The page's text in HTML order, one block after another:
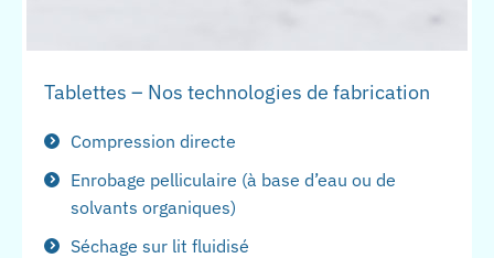
Tablettes – Nos technologies de fabrication
Compression directe
Enrobage pelliculaire (à base d’eau ou de
solvants organiques)
Séchage sur lit fluidisé